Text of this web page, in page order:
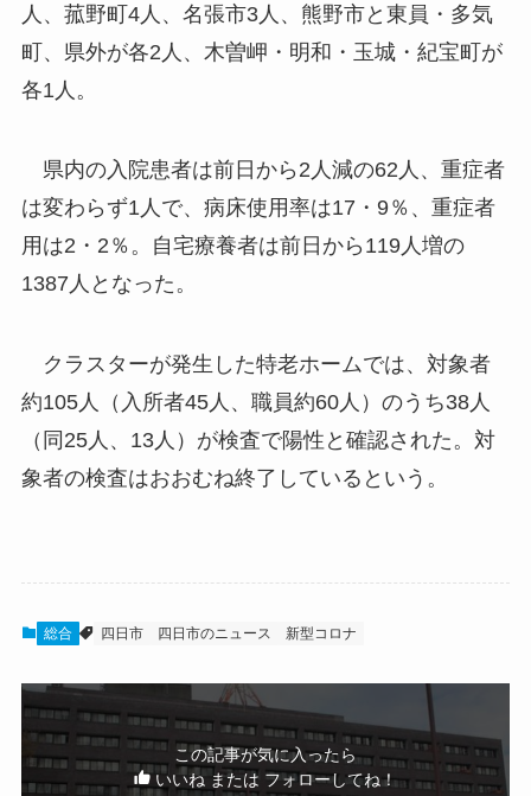
人、菰野町4人、名張市3人、熊野市と東員・多気
町、県外が各2人、木曽岬・明和・玉城・紀宝町が
各1人。
県内の入院患者は前日から2人減の62人、重症者
は変わらず1人で、病床使用率は17・9％、重症者
用は2・2％。自宅療養者は前日から119人増の
1387人となった。
クラスターが発生した特老ホームでは、対象者
約105人（入所者45人、職員約60人）のうち38人
（同25人、13人）が検査で陽性と確認された。対
象者の検査はおおむね終了しているという。
総合 四日市 四日市のニュース 新型コロナ
この記事が気に入ったら
いいね または フォローしてね！